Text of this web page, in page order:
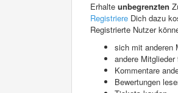
Erhalte unbegrenzten
Registriere Dich dazu
Registrierte Nutzer
sich mit anderen
andere
Kommentare
Bewertungen